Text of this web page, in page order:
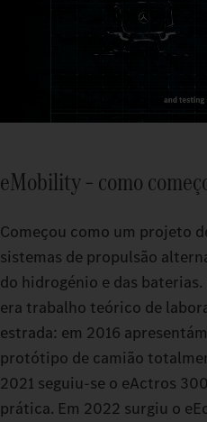
eMobility – como
Começou como um projeto
sistemas de propulsão
do hidrogénio e das
era trabalho teórico de
estrada: em 2016
protótipo de camião
2021 seguiu‑se o eActros
prática. Em 2022 surgiu o